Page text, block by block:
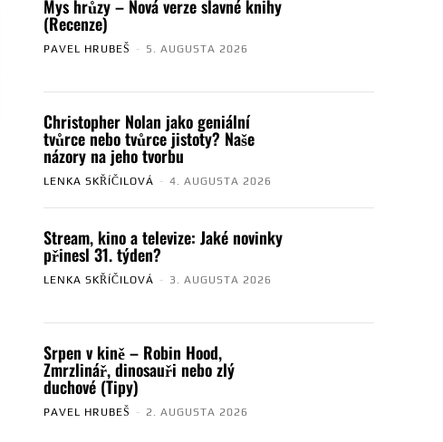
Mys hrůzy – Nová verze slavné knihy
(Recenze)
PAVEL HRUBEŠ - 5. AUGUSTA 2026
Christopher Nolan jako geniální
tvůrce nebo tvůrce jistoty? Naše
názory na jeho tvorbu
LENKA SKŘÍČILOVÁ - 4. AUGUSTA 2026
Stream, kino a televize: Jaké novinky
přinesl 31. týden?
LENKA SKŘÍČILOVÁ - 3. AUGUSTA 2026
Srpen v kině – Robin Hood,
Zmrzlinář, dinosauři nebo zlý
duchové (Tipy)
PAVEL HRUBEŠ - 2. AUGUSTA 2026